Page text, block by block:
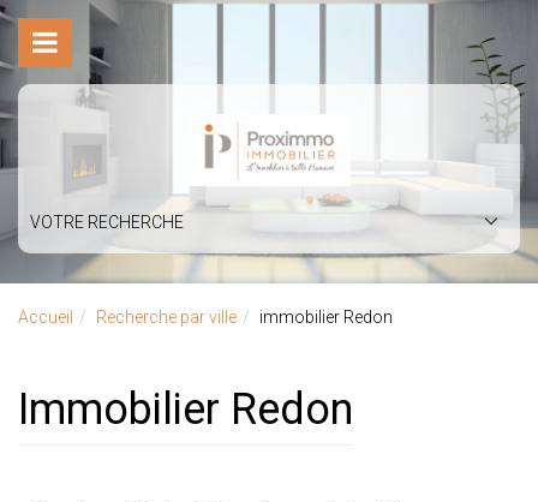
VOTRE RECHERCHE
Accueil Recherche par ville immobilier Redon
immobilier Redon